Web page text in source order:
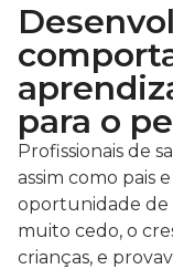
para o
Profissionais de
assim como pais
oportunidade de
muito cedo, o
crianças, e